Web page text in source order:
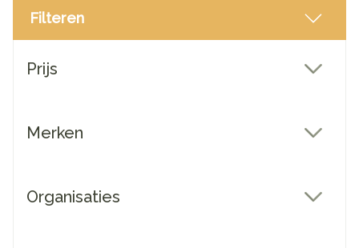
Filteren
Prijs
Merken
Organisaties